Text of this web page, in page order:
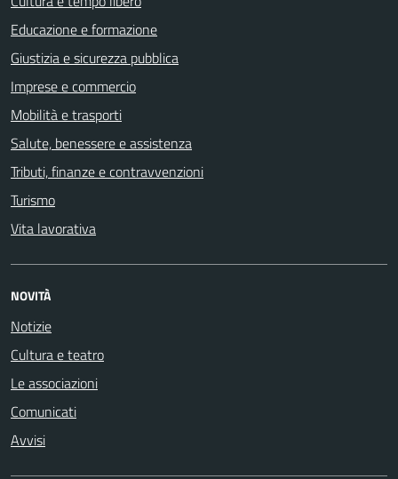
Educazione e formazione
Giustizia e sicurezza pubblica
Imprese e commercio
Mobilità e trasporti
Salute, benessere e assistenza
Tributi, finanze e contravvenzioni
Turismo
Vita lavorativa
NOVITÀ
Notizie
Cultura e teatro
Le associazioni
Comunicati
Avvisi